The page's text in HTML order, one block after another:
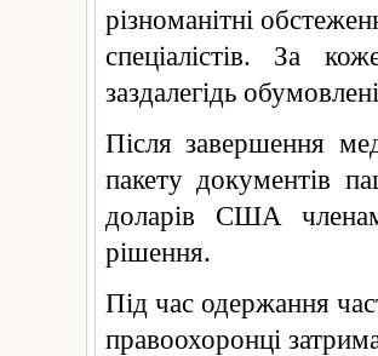
різноманітні
спеціалістів. За
заздалегідь
Після завершення
пакету документів
доларів США
рішення.
Під час одержання
правоохоронці